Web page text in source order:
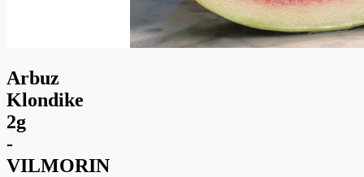
Arbuz
Klondike
2g
-
VILMORIN